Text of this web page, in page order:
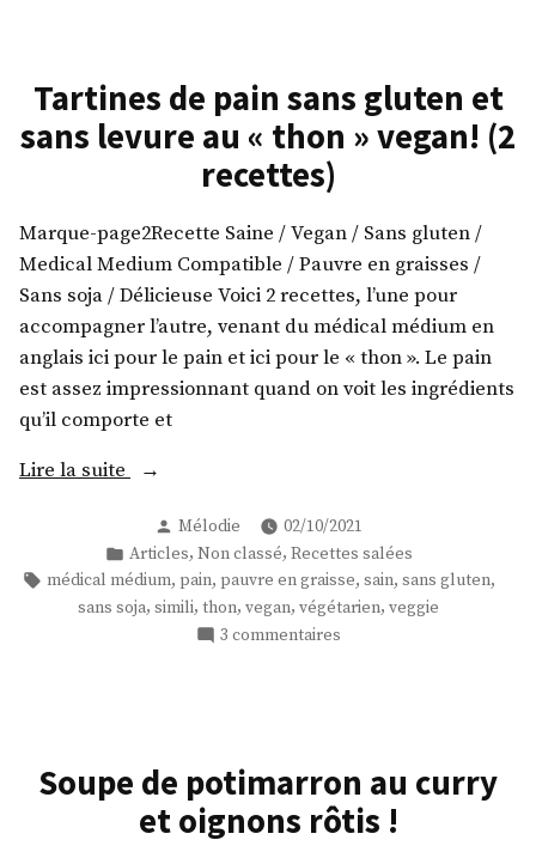
et
sans
! »
au
sirop
vegan,
et
sans
graisse
ajoutée
!
Tartines de pain sans gluten et
sans levure au « thon » vegan! (2
recettes)
Marque-page2Recette Saine / Vegan / Sans gluten /
Medical Medium Compatible / Pauvre en graisses /
Sans soja / Délicieuse Voici 2 recettes, l’une pour
accompagner l’autre, venant du médical médium en
anglais ici pour le pain et ici pour le « thon ». Le pain
est assez impressionnant quand on voit les ingrédients
qu’il comporte et
Lire la suite
« Tartines
pain
sans
gluten
vegan!
(2
recettes) »
Publié
par
Mélodie
02/10/2021
Publié
dans
Articles, Non classé, Recettes salées
Étiquettes :
médical médium, pain, pauvre en graisse, sain, sans gluten,
sans soja, simili, thon, vegan, végétarien, veggie
3 commentairessur
et
sans
Soupe de potimarron au curry
et oignons rôtis !